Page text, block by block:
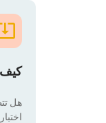
كيف
هل